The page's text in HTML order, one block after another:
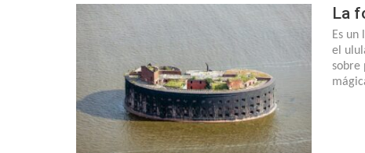
La
Es un
el
sobre